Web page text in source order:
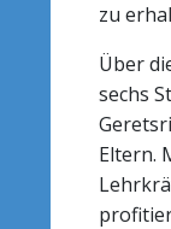
zu
Über
sechs
Eltern.